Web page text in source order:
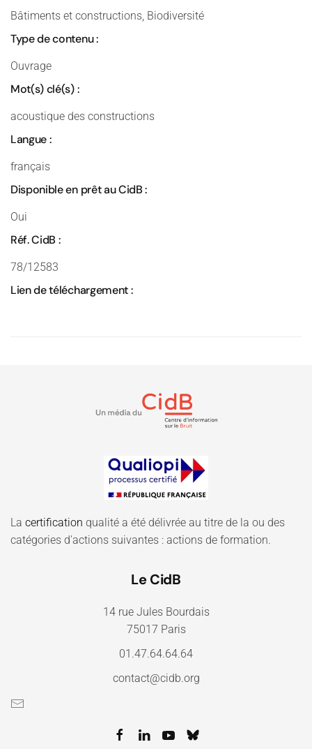
Bâtiments et constructions, Biodiversité
Type de contenu :
Ouvrage
Mot(s) clé(s) :
acoustique des constructions
Langue :
français
Disponible en prêt au CidB :
Oui
Réf. CidB :
78/12583
Lien de téléchargement :
La certification qualité a été délivrée au titre de la ou des
catégories d'actions suivantes : actions de formation.
Le CidB
14 rue Jules Bourdais
75017 Paris
01.47.64.64.64
contact@cidb.org